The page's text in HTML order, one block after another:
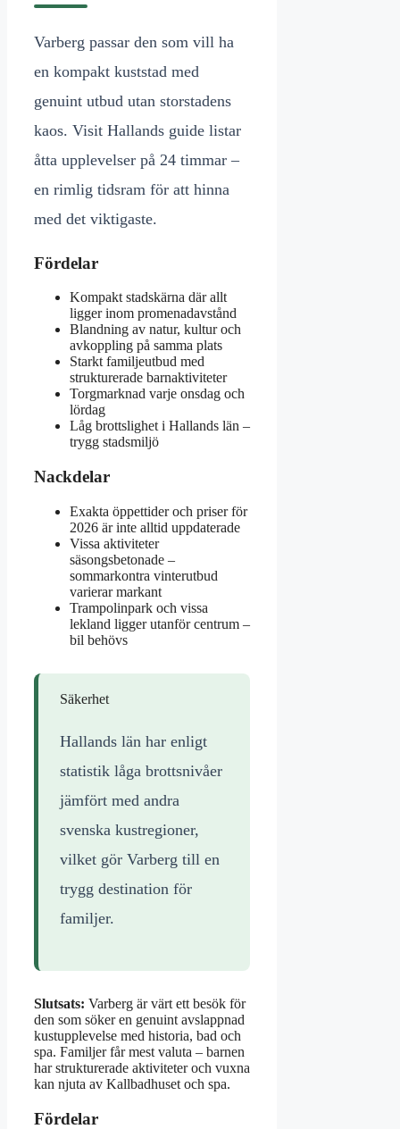
Varberg passar den som vill ha
en kompakt kuststad med
genuint utbud utan storstadens
kaos. Visit Hallands guide listar
åtta upplevelser på 24 timmar –
en rimlig tidsram för att hinna
med det viktigaste.
Fördelar
Kompakt stadskärna där allt
ligger inom promenadavstånd
Blandning av natur, kultur och
avkoppling på samma plats
Starkt familjeutbud med
strukturerade barnaktiviteter
Torgmarknad varje onsdag och
lördag
Låg brottslighet i Hallands län –
trygg stadsmiljö
Nackdelar
Exakta öppettider och priser för
2026 är inte alltid uppdaterade
Vissa aktiviteter
säsongsbetonade –
sommarkontra vinterutbud
varierar markant
Trampolinpark och vissa
lekland ligger utanför centrum –
bil behövs
Säkerhet
Hallands län har enligt
statistik låga brottsnivåer
jämfört med andra
svenska kustregioner,
vilket gör Varberg till en
trygg destination för
familjer.
Slutsats: Varberg är värt ett besök för
den som söker en genuint avslappnad
kustupplevelse med historia, bad och
spa. Familjer får mest valuta – barnen
har strukturerade aktiviteter och vuxna
kan njuta av Kallbadhuset och spa.
Fördelar